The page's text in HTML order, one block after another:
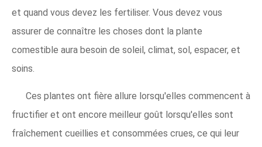
et quand vous devez les fertiliser. Vous devez vous
assurer de connaître les choses dont la plante
comestible aura besoin de soleil, climat, sol, espacer, et
soins.
Ces plantes ont fière allure lorsqu'elles commencent à
fructifier et ont encore meilleur goût lorsqu'elles sont
fraîchement cueillies et consommées crues, ce qui leur